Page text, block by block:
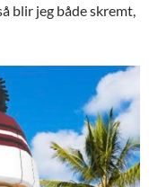
blir jeg både skremt,